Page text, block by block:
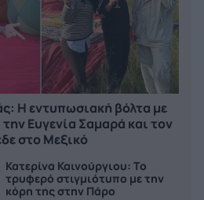
Η εντυπωσιακή βόλτα με
Ευγενία Σαμαρά και τον
στο Μεξικό
Κατερίνα Καινούργιου: Το
τρυφερό στιγμιότυπο με την
κόρη της στην Πάρο